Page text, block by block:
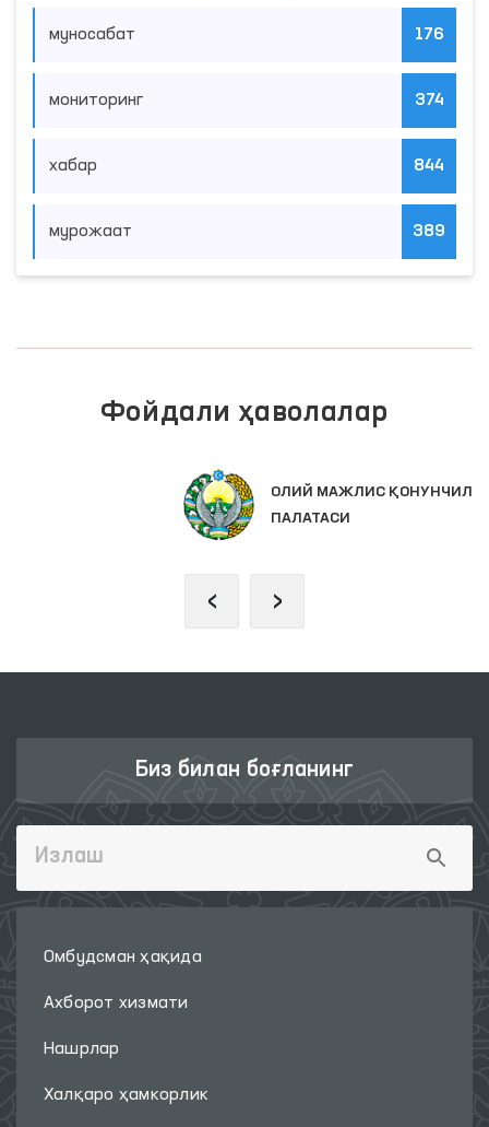
муносабат 176
мониторинг 374
хабар 844
мурожаат 389
Фойдали ҳаволалар
ОЛИЙ МАЖЛИС ҚОНУНЧИЛИК
ПАЛАТАСИ
‹ ›
Биз билан боғланинг
Омбудсман ҳақида
Ахборот хизмати
Нашрлар
Халқаро ҳамкорлик